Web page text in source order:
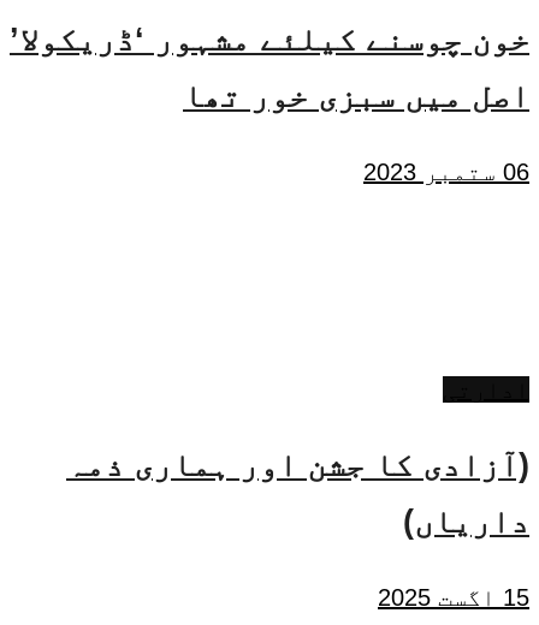
خون چوسنے کیلئے مشہور ‘ڈریکولا’
اصل میں سبزی خور تھا
06 ستمبر 2023
(آزادی کا جشن اور ہماری ذمہ
داریاں)
15 اگست 2025